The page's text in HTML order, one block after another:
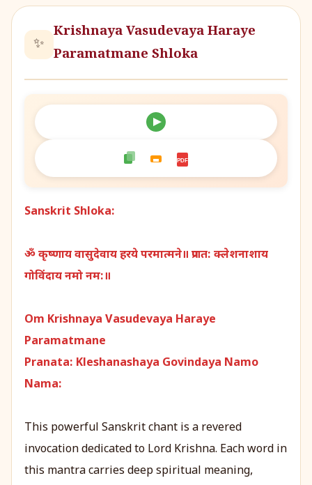
✨
Krishnaya Vasudevaya Haraye
Paramatmane Shloka
PDF
Sanskrit Shloka:
ॐ कृष्णाय वासुदेवाय हरये परमात्मने॥ प्रणत: क्लेशनाशाय
गोविंदाय नमो नम:॥
Om Krishnaya Vasudevaya Haraye
Paramatmane
Pranata: Kleshanashaya Govindaya Namo
Nama:
This powerful Sanskrit chant is a revered
invocation dedicated to Lord Krishna. Each word in
this mantra carries deep spiritual meaning,